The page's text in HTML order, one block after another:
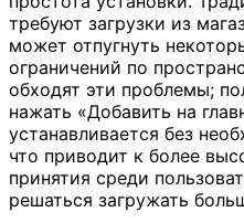
требуют загрузки из
может отпугнуть
ограничений по
обходят эти проблемы;
нажать «Добавить на
устанавливается без
что приводит к более
принятия среди
решаться загружать